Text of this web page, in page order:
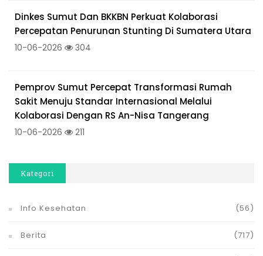
Dinkes Sumut Dan BKKBN Perkuat Kolaborasi
Percepatan Penurunan Stunting Di Sumatera Utara
10-06-2026 304
Pemprov Sumut Percepat Transformasi Rumah
Sakit Menuju Standar Internasional Melalui
Kolaborasi Dengan RS An-Nisa Tangerang
10-06-2026 211
Kategori
Info Kesehatan (56)
Berita (717)